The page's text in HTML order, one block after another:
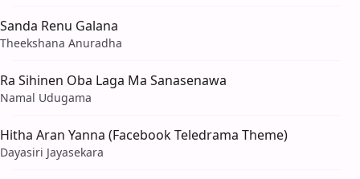
Sanda Renu Galana
Theekshana Anuradha
Ra Sihinen Oba Laga Ma Sanasenawa
Namal Udugama
Hitha Aran Yanna (Facebook Teledrama Theme)
Dayasiri Jayasekara